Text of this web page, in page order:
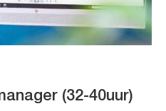
(32-40uur)